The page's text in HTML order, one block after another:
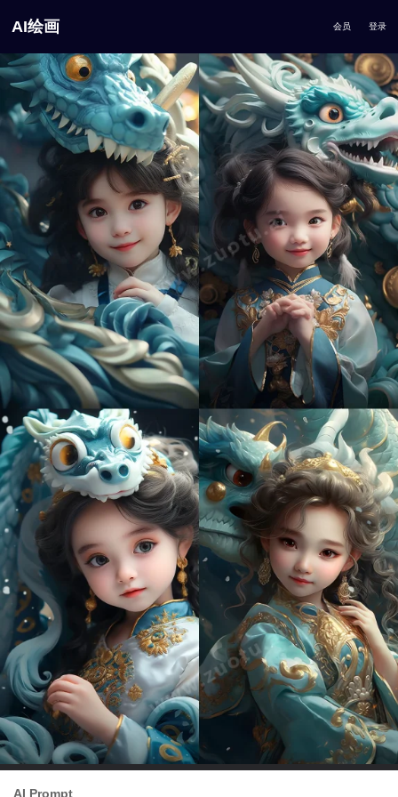
AI绘画 会员 登录
AI Prompt